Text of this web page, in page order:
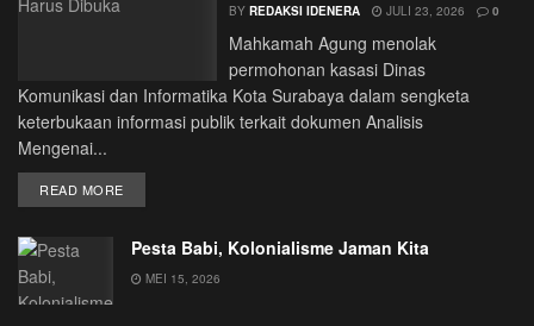
BY REDAKSI IDENERA JULI 23, 2026 0
Mahkamah Agung menolak
permohonan kasasi Dinas
Komunikasi dan Informatika Kota Surabaya dalam sengketa
keterbukaan informasi publik terkait dokumen Analisis
Mengenai...
READ MOREDETAILS
Pesta Babi, Kolonialisme Jaman Kita
MEI 15, 2026